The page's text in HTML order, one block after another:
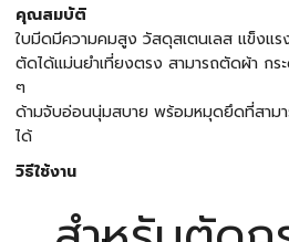
คุณสมบัติ
ใบมีดมีความคมสูง วัสดุสเตนเลส แข็งแร
ตัดได้แม่นยำเที่ยงตรง สามารถตัดผ้า กร
ๆ
ด้ามจับอ่อนนุ่มสบาย พร้อมหมุดยึดที่สาม
ได้
วิธีใช้งาน